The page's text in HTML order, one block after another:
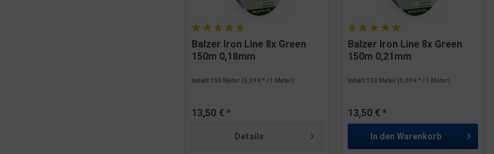
Balzer Iron Line 8x Green
150m 0,18mm
Inhalt150 Meter (0,09 € * / 1 Meter)
13,50 € *
Details
Balzer Iron Line 8x Green
150m 0,21mm
Inhalt150 Meter (0,09 € * / 1 Meter)
13,50 € *
In den Warenkorb